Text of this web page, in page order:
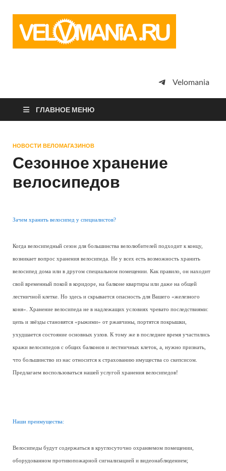
просто
Velomania
ГЛАВНОЕ МЕНЮ
НОВОСТИ ВЕЛОМАГАЗИНОВ
Сезонное хранение
велосипедов
Зачем хранить велосипед у специалистов?
Когда велосипедный сезон для большинства велолюбителей подходит к концу,
возникает вопрос хранения велосипеда. Не у всех есть возможность хранить
велосипед дома или в другом специальном помещении. Как правило, он находит
свой временный покой в коридоре, на балконе квартиры или даже на общей
лестничной клетке. Но здесь и скрывается опасность для Вашего «железного
коня». Хранение велосипеда не в надлежащих условиях чревато последствиями:
цепь и звёзды становятся «рыжими» от ржавчины, портятся покрышки,
ухудшается состояние основных узлов. К тому же в последнее время участились
кражи велосипедов с общих балконов и лестничных клеток, а, нужно признать,
что большинство из нас относится к страхованию имущества со скепсисом.
Предлагаем воспользоваться нашей услугой хранения велосипедов!
Наши преимущества:
Велосипеды будут содержаться в круглосуточно охраняемом помещении,
оборудованном противопожарной сигнализацией и видеонаблюдением;